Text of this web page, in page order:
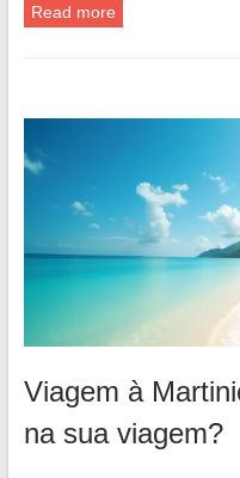
Read more
Viagem à
na sua viagem?